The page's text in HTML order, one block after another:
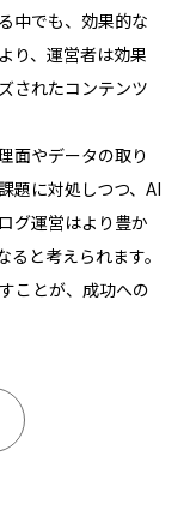
中でも、効果的な
り、運営者は効果
されたコンテンツ
面やデータの取り
題に対処しつつ、AI
グ運営はより豊か
と考えられます。
ことが、成功への